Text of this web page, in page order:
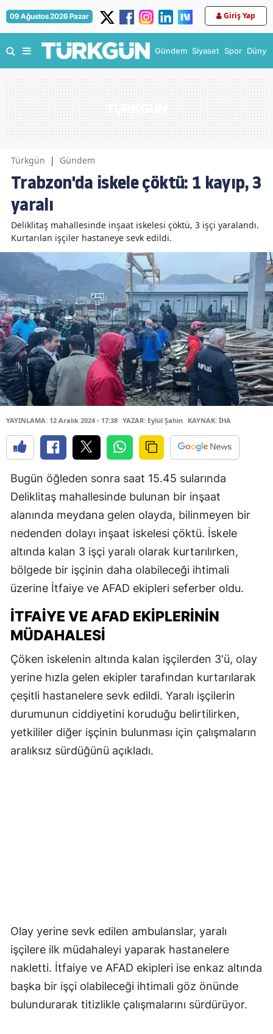
09 Ağustos 2026 Pazar Giriş Yap
Gündem Siyaset Spor Dünya
Türkgün | Gündem
Trabzon'da iskele çöktü: 1 kayıp, 3
yaralı
Deliklitaş mahallesinde inşaat iskelesi çöktü, 3 işçi yaralandı.
Kurtarılan işçiler hastaneye sevk edildi.
YAYINLAMA: 12 Aralık 2024 - 17:38 YAZAR: Eylül Şahin KAYNAK: İHA
Bugün öğleden sonra saat 15.45 sularında
Deliklitaş mahallesinde bulunan bir inşaat
alanında meydana gelen olayda, bilinmeyen bir
nedenden dolayı inşaat iskelesi çöktü. İskele
altında kalan 3 işçi yaralı olarak kurtarılırken,
bölgede bir işçinin daha olabileceği ihtimali
üzerine İtfaiye ve AFAD ekipleri seferber oldu.
İTFAIYE VE AFAD EKIPLERININ
MÜDAHALESI
Çöken iskelenin altında kalan işçilerden 3'ü, olay
yerine hızla gelen ekipler tarafından kurtarılarak
çeşitli hastanelere sevk edildi. Yaralı işçilerin
durumunun ciddiyetini koruduğu belirtilirken,
yetkililer diğer işçinin bulunması için çalışmaların
aralıksız sürdüğünü açıkladı.
Olay yerine sevk edilen ambulanslar, yaralı
işçilere ilk müdahaleyi yaparak hastanelere
nakletti. İtfaiye ve AFAD ekipleri ise enkaz altında
başka bir işçi olabileceği ihtimali göz önünde
bulundurarak titizlikle çalışmalarını sürdürüyor.